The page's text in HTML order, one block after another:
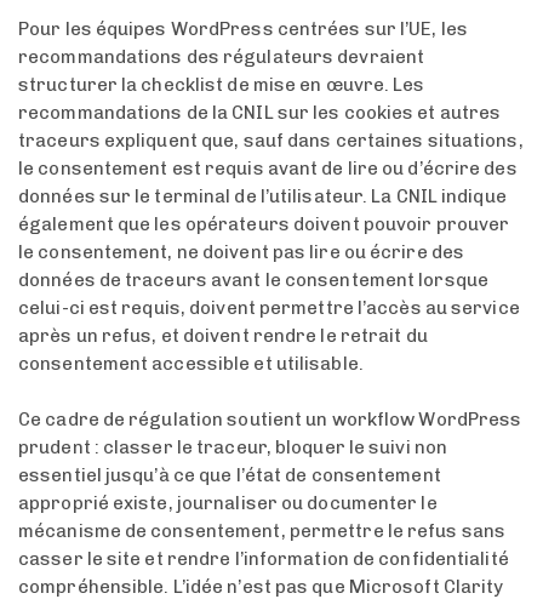
Pour les équipes WordPress centrées sur l’UE, les
recommandations des régulateurs devraient
structurer la checklist de mise en œuvre. Les
recommandations de la CNIL sur les cookies et autres
traceurs expliquent que, sauf dans certaines situations,
le consentement est requis avant de lire ou d’écrire des
données sur le terminal de l’utilisateur. La CNIL indique
également que les opérateurs doivent pouvoir prouver
le consentement, ne doivent pas lire ou écrire des
données de traceurs avant le consentement lorsque
celui-ci est requis, doivent permettre l’accès au service
après un refus, et doivent rendre le retrait du
consentement accessible et utilisable.
Ce cadre de régulation soutient un workflow WordPress
prudent : classer le traceur, bloquer le suivi non
essentiel jusqu’à ce que l’état de consentement
approprié existe, journaliser ou documenter le
mécanisme de consentement, permettre le refus sans
casser le site et rendre l’information de confidentialité
compréhensible. L’idée n’est pas que Microsoft Clarity